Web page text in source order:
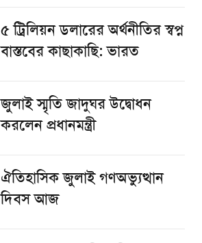
৫ ট্রিলিয়ন ডলারের অর্থনীতির স্বপ্ন
বাস্তবের কাছাকাছি: ভারত
জুলাই স্মৃতি জাদুঘর উদ্বোধন
করলেন প্রধানমন্ত্রী
ঐতিহাসিক জুলাই গণঅভ্যুত্থান
দিবস আজ